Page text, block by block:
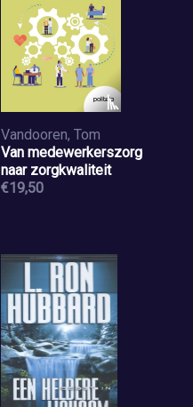
Vandooren, Tom
Van medewerkerszorg
naar zorgkwaliteit
€19,50